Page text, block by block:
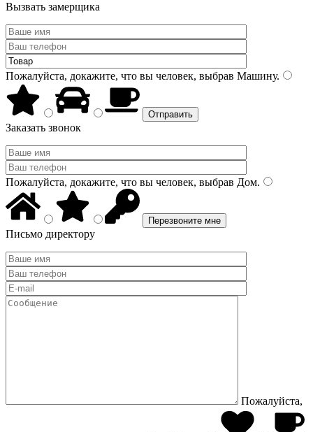
Вызвать замерщика
Пожалуйста, докажите, что вы человек, выбрав Машину.
Заказать звонок
Пожалуйста, докажите, что вы человек, выбрав Дом.
Письмо директору
Пожалуйста,